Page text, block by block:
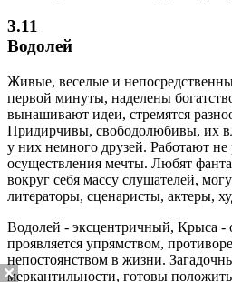
3.11
Водолей
Живые, веселые и
первой минуты, наделены
вынашивают идеи, стремятся
Придирчивы, свободолюбивы, их
у них немного друзей. Работают
осуществления мечты. Любят
вокруг себя массу слушателей,
литераторы, сценаристы, актеры,
Водолей - эксцентричный, Крыса -
проявляется упрямством,
непостоянством в жизни.
меркантильности, готовы